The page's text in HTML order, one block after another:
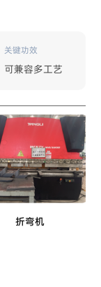
关键功效
可兼容多工艺